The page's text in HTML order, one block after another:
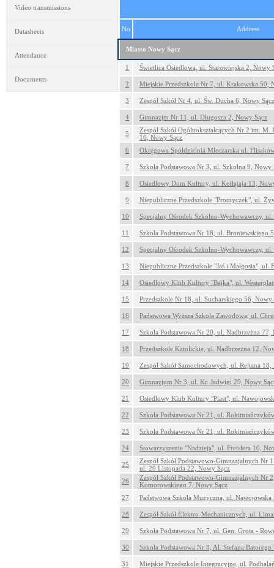
Video transmissions
Datasheets
Attendance
Documents
No Address
Miasto Nowy Sącz
1 Świetlica Osiedlowa, ul. Starowiejska 2, Nowy
2 Miejskie Przedszkole Nr 7, ul. Krakowska 50,
3 Zespół Szkół Nr 4, ul. Św. Ducha 6, Nowy Sącz
4 Gimnazjm Nr 11, ul. Długosza 2, Nowy Sącz
5
Zespół Szkół Ogólnokształcących Nr 2 im.
16, Nowy Sącz
6
Okręgowa Spółdzielnia Mleczarska ul.
7 Szkoła Podstawowa Nr 3, ul. Szkolna 9, Nowy
8 Osiedlowy Dom Kultury, ul. Kołłątaja 13,
9 Niepubliczne Przedszkole "Promyczek", ul.
10 Specjalny Ośrodek Szkolno-Wychowawczy,
11 Szkoła Podstawowa Nr 18, ul. Broniewskiego
12 Specjalny Ośrodek Szkolno-Wychowawczy,
13 Niepubliczne Przedszkole "Jaś i Małgosia", ul.
14 Osiedlowy Klub Kultury "Bajka", ul.
15 Przedszkole Nr 18, ul. Sucharskiego 56, Nowy
16 Państwowa Wyższa Szkoła Zawodowa, ul.
17 Szkoła Podstawowa Nr 20, ul. Nadbrzeżna 77,
18 Przedszkole Katolickie, ul. Nadbrzeżna 12,
19 Zespół Szkół Samochodowych, ul. Rejtana
20 Gimnazjum Nr 3, ul. Kr. Jadwigi 29, Nowy
21 Osiedlowy Klub Kultury "Piast", ul.
22 Szkoła Podstawowa Nr 21, ul.
23 Szkoła Podstawowa Nr 21, ul.
24 Stowarzyszenie "Nadzieja", ul. Freislera 10,
25
Zespół Szkół Podstawowo-Gimnazjalnych Nr
ul. 29 Listopada 22, Nowy Sącz
26
Zespół Szkół Podstawowo-Gimnazjalnych Nr
Komorowskiego 7, Nowy Sącz
27
Państwowa Szkoła Muzyczna, ul.
28 Zespół Szkół Elektro-Mechanicznych, ul.
29 Szkoła Podstawowa Nr 7, ul. Gen. Grota -
30 Szkoła Podstawowa Nr 8, Al. Stefana
31 Miejskie Przedszkole Integracyjne, ul.